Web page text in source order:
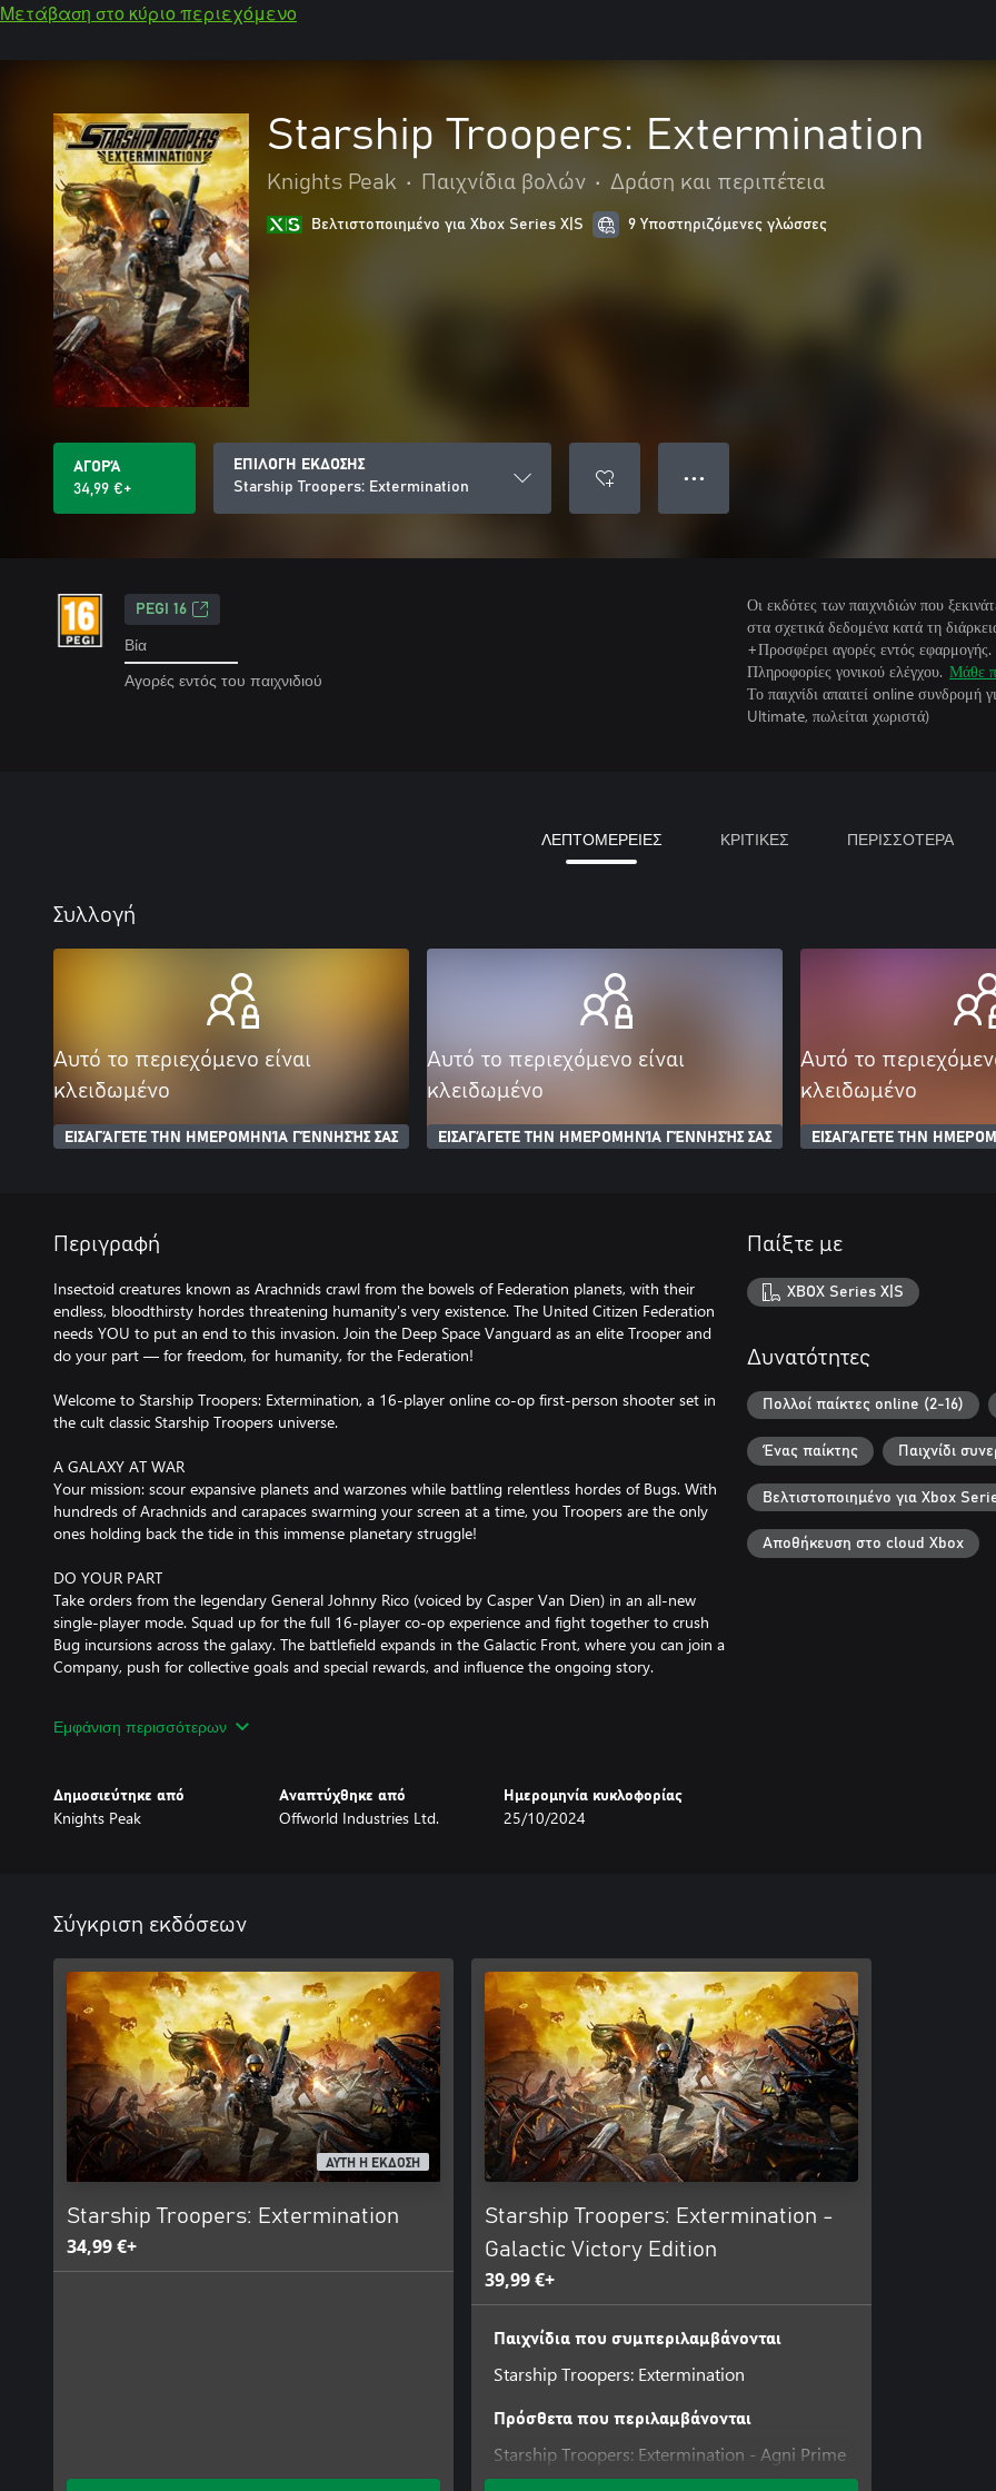
Μετάβαση στο κύριο περιεχόμενο
Starship Troopers: Extermination
Knights Peak • Παιχνίδια βολών • Δράση και περιπέτεια
Βελτιστοποιημένο για Xbox Series X|S 9 Υποστηριζόμενες γλώσσες
ΑΓΟΡΆ
34,99 €+
ΕΠΙΛΟΓΗ ΕΚΔΟΣΗΣ
Starship Troopers: Extermination
● ● ●
PEGI 16
Βία
Αγορές εντός του παιχνιδιού
Οι εκδότες των παιχνιδιών που
στα σχετικά δεδομένα κατά τη
+Προσφέρει αγορές εντός εφαρμογής.
Πληροφορίες γονικού ελέγχου. Μάθε
Το παιχνίδι απαιτεί online συνδρομή
Ultimate, πωλείται χωριστά)
ΛΕΠΤΟΜΕΡΕΙΕΣ ΚΡΙΤΙΚΕΣ ΠΕΡΙΣΣΟΤΕΡΑ
Συλλογή
Αυτό το περιεχόμενο είναι
κλειδωμένο
ΕΙΣΑΓΆΓΕΤΕ ΤΗΝ ΗΜΕΡΟΜΗΝΊΑ ΓΈΝΝΗΣΉΣ ΣΑΣ
Αυτό το περιεχόμενο είναι
κλειδωμένο
ΕΙΣΑΓΆΓΕΤΕ ΤΗΝ ΗΜΕΡΟΜΗΝΊΑ ΓΈΝΝΗΣΉΣ ΣΑΣ
Αυτό το
κλειδωμένο
ΕΙΣΑΓΆΓΕΤΕ ΤΗΝ
Περιγραφή
Insectoid creatures known as Arachnids crawl from the bowels of Federation planets, with their
endless, bloodthirsty hordes threatening humanity's very existence. The United Citizen Federation
needs YOU to put an end to this invasion. Join the Deep Space Vanguard as an elite Trooper and
do your part — for freedom, for humanity, for the Federation!
Welcome to Starship Troopers: Extermination, a 16-player online co-op first-person shooter set in
the cult classic Starship Troopers universe.
A GALAXY AT WAR
Your mission: scour expansive planets and warzones while battling relentless hordes of Bugs. With
hundreds of Arachnids and carapaces swarming your screen at a time, you Troopers are the only
ones holding back the tide in this immense planetary struggle!
DO YOUR PART
Take orders from the legendary General Johnny Rico (voiced by Casper Van Dien) in an all-new
single-player mode. Squad up for the full 16-player co-op experience and fight together to crush
Bug incursions across the galaxy. The battlefield expands in the Galactic Front, where you can join a
Company, push for collective goals and special rewards, and influence the ongoing story.
Choose from six classes to suit your playstyle and support your squad. Attack with the Ranger,
class to unlock new weapons, equipment, perks, and customization options. Do your part AND look
the part!
down to stand a chance. Retake and rebuild bases, and construct refineries, towers, machine-gun
turrets, and more to wrest control of planets away from the Bug menace. Get your defenses ready,
then aim for the weak spots on Drones, Warriors, Gunners, Plasma Grenadiers, Tanker Bugs, and
many more ugly varieties of Arachnid bastards!
Εμφάνιση περισσότερων
Δημοσιεύτηκε από
Knights Peak
Αναπτύχθηκε από
Offworld Industries Ltd.
Ημερομηνία κυκλοφορίας
25/10/2024
Παίξτε με
XBOX Series X|S
Δυνατότητες
Πολλοί παίκτες online (2-16)
Ένας παίκτης Παιχνίδι
Βελτιστοποιημένο για Xbox
Αποθήκευση στο cloud Xbox
Σύγκριση εκδόσεων
ΑΥΤΗ Η ΕΚΔΟΣΗ
Starship Troopers: Extermination
34,99 €+
Starship Troopers: Extermination -
Galactic Victory Edition
39,99 €+
Παιχνίδια που συμπεριλαμβάνονται
Starship Troopers: Extermination
Πρόσθετα που περιλαμβάνονται
Starship Troopers: Extermination - Agni Prime
Armor Pack